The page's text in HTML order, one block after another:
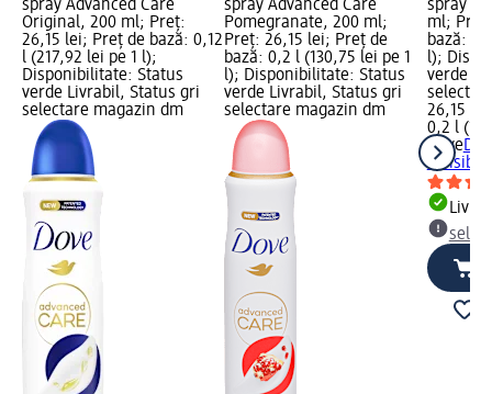
spray Advanced Care
Original, 200 ml; Preț:
26,15 lei; Preț de bază: 0,12
l (217,92 lei pe 1 l);
Disponibilitate: Status
verde Livrabil, Status gri
selectare magazin dm
spray Advanced Care
Pomegranate, 200 ml;
Preț: 26,15 lei; Preț de
bază: 0,2 l (130,75 lei pe 1
l); Disponibilitate: Status
verde Livrabil, Status gri
selectare magazin dm
spray
ml;
bază:
l);
verde
26,15 lei
0,2 l
Dove
Invisible